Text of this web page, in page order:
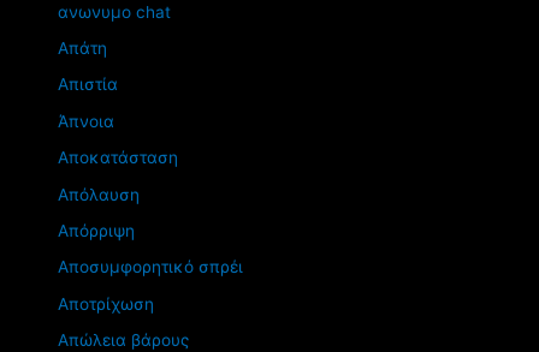
ανωνυμο chat
Απάτη
Απιστία
Άπνοια
Αποκατάσταση
Απόλαυση
Απόρριψη
Αποσυμφορητικό σπρέι
Αποτρίχωση
Απώλεια βάρους